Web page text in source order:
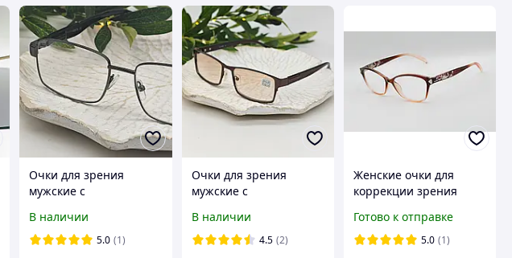
Очки для зрения
мужские с
оправой черные Blue
Block для чтения и
В наличии
5.0 (1)
Очки для зрения
мужские с
оправой черные для
чтения и компьютера
В наличии
4.5 (2)
Женские очки для
коррекции зрения
Готово к отправке
5.0 (1)